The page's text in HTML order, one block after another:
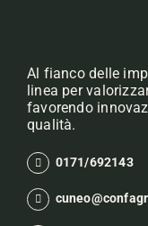
Al fianco delle
linea per
favorendo
qualità.
0171/692143